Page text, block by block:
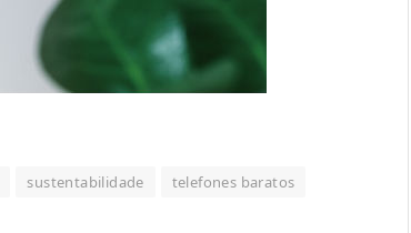
sustentabilidade
telefones baratos